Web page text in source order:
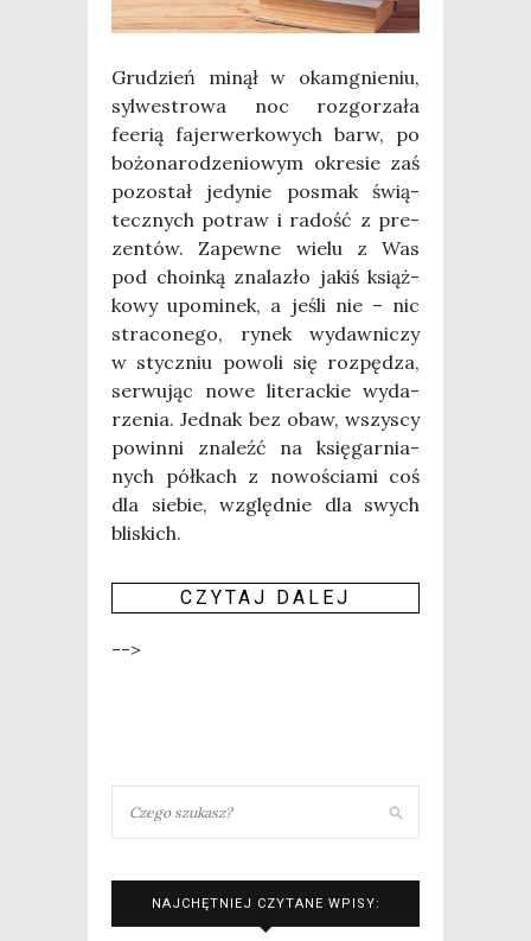
Gru­dzień minął w oka­mgnie­niu,
syl­we­stro­wa noc roz­go­rza­ła
feerią fajer­wer­ko­wych barw, po
bożo­na­ro­dze­nio­wym okre­sie zaś
pozo­stał jedy­nie posmak świą­
tecz­nych potraw i radość z pre­
zen­tów. Zapew­ne wie­lu z Was
pod cho­in­ką zna­la­zło jakiś książ­
ko­wy upo­mi­nek, a jeśli nie – nic
stra­co­ne­go, rynek wydaw­ni­czy
w stycz­niu powo­li się roz­pę­dza,
ser­wu­jąc nowe lite­rac­kie wyda­
rze­nia. Jed­nak bez obaw, wszy­scy
powin­ni zna­leźć na księ­gar­nia­
nych pół­kach z nowo­ścia­mi coś
dla sie­bie, względ­nie dla swych
bli­skich.
CZY­TAJ DALEJ
-->
NAJCHĘTNIEJ CZYTANE WPISY: